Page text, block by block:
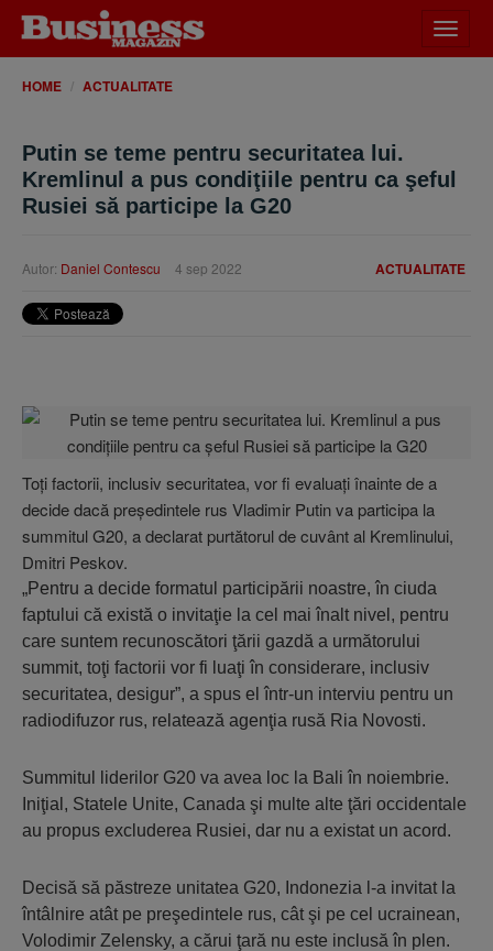
meniu
HOME ACTUALITATE
Putin se teme pentru securitatea lui.
Kremlinul a pus condiţiile pentru ca şeful
Rusiei să participe la G20
ACTUALITATE
Autor: Daniel Contescu 4 sep 2022
Toţi factorii, inclusiv securitatea, vor fi evaluaţi înainte de a
decide dacă preşedintele rus Vladimir Putin va participa la
summitul G20, a declarat purtătorul de cuvânt al Kremlinului,
Dmitri Peskov.
„Pentru a decide formatul participării noastre, în ciuda
faptului că există o invitaţie la cel mai înalt nivel, pentru
care suntem recunoscători ţării gazdă a următorului
summit, toţi factorii vor fi luaţi în considerare, inclusiv
securitatea, desigur”, a spus el într-un interviu pentru un
radiodifuzor rus, relatează agenţia rusă Ria Novosti.
Summitul liderilor G20 va avea loc la Bali în noiembrie.
Iniţial, Statele Unite, Canada şi multe alte ţări occidentale
au propus excluderea Rusiei, dar nu a existat un acord.
Decisă să păstreze unitatea G20, Indonezia l-a invitat la
întâlnire atât pe preşedintele rus, cât şi pe cel ucrainean,
Volodimir Zelensky, a cărui ţară nu este inclusă în plen.